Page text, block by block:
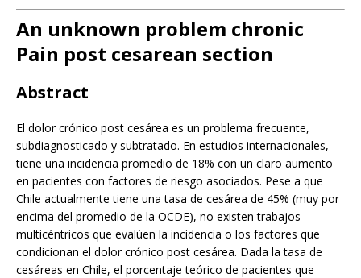
An unknown problem chronic
Pain post cesarean section
Abstract
El dolor crónico post cesárea es un problema frecuente,
subdiagnosticado y subtratado. En estudios internacionales,
tiene una incidencia promedio de 18% con un claro aumento
en pacientes con factores de riesgo asociados. Pese a que
Chile actualmente tiene una tasa de cesárea de 45% (muy por
encima del promedio de la OCDE), no existen trabajos
multicéntricos que evalúen la incidencia o los factores que
condicionan el dolor crónico post cesárea. Dada la tasa de
cesáreas en Chile, el porcentaje teórico de pacientes que